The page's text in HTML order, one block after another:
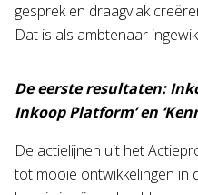
gesprek en draagvlak
Dat is als ambtenaar
De eerste resultaten:
Inkoop Platform’ en
De actielijnen uit het
tot mooie ontwikkelingen in